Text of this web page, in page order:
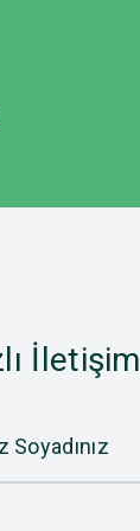
İletişim
Soyadınız